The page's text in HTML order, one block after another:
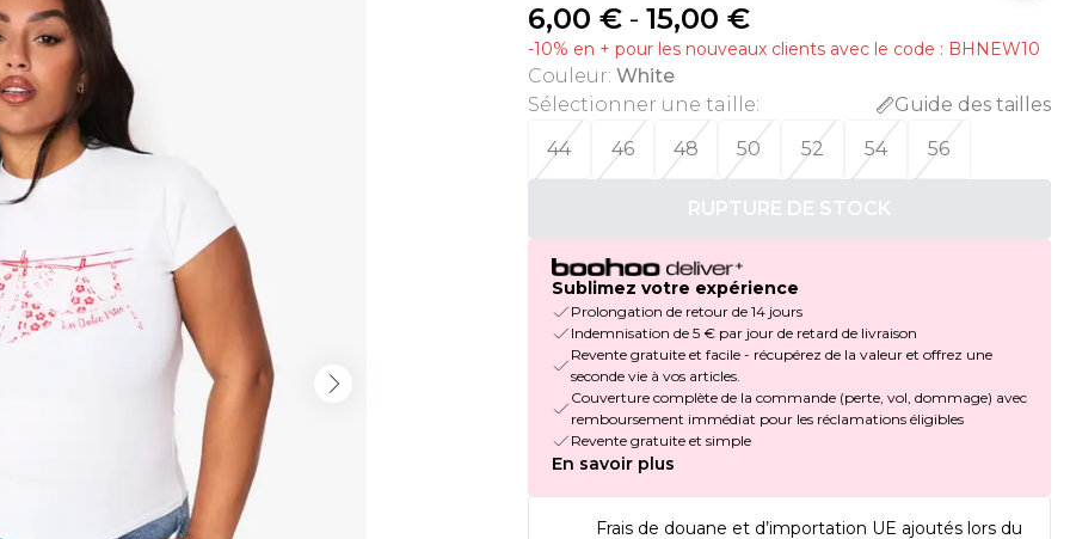
6,00 €- 15,00 €
-10% en + pour les nouveaux clients avec le code : BHNEW10
Couleur: White
Sélectionner une taille:
Guide des tailles
44
46 48 50 52 54 56
RUPTURE DE STOCK
Sublimez votre expérience
Prolongation de retour de 14 jours
Indemnisation de 5 € par jour de retard de livraison
Revente gratuite et facile - récupérez de la valeur et offrez une
seconde vie à vos articles.
Couverture complète de la commande (perte, vol, dommage) avec
remboursement immédiat pour les réclamations éligibles
Revente gratuite et simple
En savoir plus
Frais de douane et d’importation UE ajoutés lors du